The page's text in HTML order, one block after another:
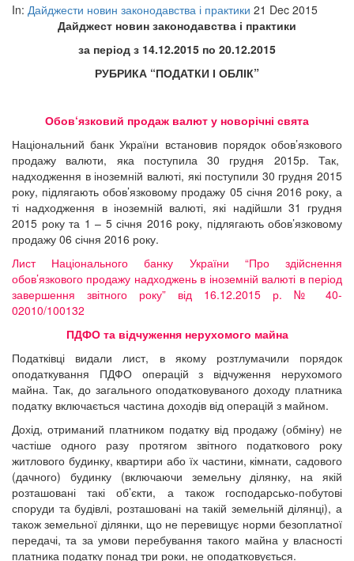
In: Дайджести новин законодавства і практики 21 Dec 2015
Дайджест новин законодавства і практики
за період з 14.12.2015 по 20.12.2015
РУБРИКА “ПОДАТКИ І ОБЛІК”
Обов‘язковий продаж валют у новорічні свята
Національний банк України встановив порядок обов’язкового
продажу валюти, яка поступила 30 грудня 2015р. Так,
надходження в іноземній валюті, які поступили 30 грудня 2015
року, підлягають обов’язковому продажу 05 січня 2016 року, а
ті надходження в іноземній валюті, які надійшли 31 грудня
2015 року та 1 – 5 січня 2016 року, підлягають обов’язковому
продажу 06 січня 2016 року.
Лист Національного банку України “Про здійснення
обов’язкового продажу надходжень в іноземній валюті в період
завершення звітного року” від 16.12.2015 р. № 40-
02010/100132
ПДФО та відчуження нерухомого майна
Податківці видали лист, в якому розтлумачили порядок
оподаткування ПДФО операцій з відчуження нерухомого
майна. Так, до загального оподатковуваного доходу платника
податку включається частина доходів від операцій з майном.
Дохід, отриманий платником податку від продажу (обміну) не
частіше одного разу протягом звітного податкового року
житлового будинку, квартири або їх частини, кімнати, садового
(дачного) будинку (включаючи земельну ділянку, на якій
розташовані такі об’єкти, а також господарсько-побутові
споруди та будівлі, розташовані на такій земельній ділянці), а
також земельної ділянки, що не перевищує норми безоплатної
передачі, та за умови перебування такого майна у власності
платника податку понад три роки, не оподатковується.